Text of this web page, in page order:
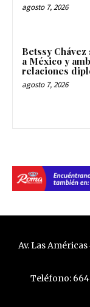
agosto 7, 2026
Betssy
a México y
relaciones
agosto 7, 2026
Av. Las Américas
Teléfono: 664